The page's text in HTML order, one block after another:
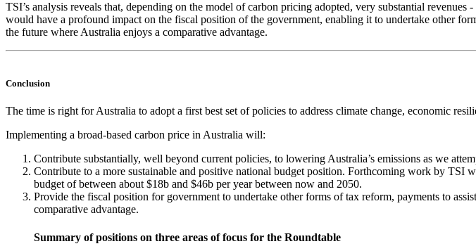
TSI’s analysis reveals that, depending on the model of carbon pricing adopted, very substantial
would have a profound impact on the fiscal position of the government, enabling it to undertake other
the future where Australia enjoys a comparative advantage.​​​​‌ ‍ ​‍​‍‌‍ ‌ ​‍‌‍‍‌‌‍‌ ‌‍‍‌‌‍ ‍​‍​‍​ ‍‍​‍​‍‌ ​ ‌‍​‌‌‍ ‍‌‍‍‌‌ ‌​‌ ‍‌​‍ ‍‌‍‍‌‌‍ ​‍​‍​‍ ​​‍​‍‌‍‍​‌ ​‍‌‍‌‌‌‍‌‍​‍​‍​ ‍‍​‍​‍‌‍‍​‌ ‌​‌ ‌​‌ ​​​ ‍‍​‍ ​‍ ‌‍ ​‌‍ ‌‍​ ‌‍​‌‌‍ ​‌‍‍​‌‍ ‌ ​ ‌ ‌​​ ‍‍​ ​ ​ ​ ​ ​ ​ ​ ​‍ ‌‍‍‌‌‍ ‍‌ ‌​‌‍‌‌‌‍ ‍‌ ‌​​‍ ‌‍‌‌‌‍‌​‌‍‍‌‌ ‌​​‍ ‌‍ ‌‌‍ ‌‍‌​‌‍‌‌​ ‌‌ ​​‌ ​‍‌‍‌‌‌ ​ ‌‍‌‌‌‍ ‍‌ ‌​‌‍​‌‌ ‌​‌‍‍‌‌‍ ‌‍ ‍​ ‍ ‌‍‍‌‌‍‌​​ ‌‌‍‌​​ ‌ ​ ​ ​ ‍​‌‍‌‍​ ‌ ​ ‌‌​ ​‌​‍ ‌‌‍‌​‌‍​‍‌‍​‌‌‍​ ​‍ ‌​ ‌​​ ‌‍​ ‌​​ ​‌​‍ ‌​ ‍‌​ ​‍‌‍​‌‌‍‌‌​‍ ‌‌‍​‌‌‍​ ​ ‌​​ ‌‌​ ‌‍​ ​‍​ ‌​​ ‌​​ ​‍​ ‍​‌‍​‌​ ​‌​ ‍ ‌ ‌​‌ ‍‌‌ ​​‌‍‌‌​ ‌‌ ‌ ‌‍ ‌ ​‍‌‍‍ ​ ‍ ‌ ​​‌‍​‌‌ ‌​‌‍‍​​ ‌‌‍​ ‌‍ ‌‍ ‍‌ ‌​‌‍‌‌‌‍ ‍‌ ‌​​‍‌‌​ ‌‌‌​​‍‌‌ ‌‍‍ ‌‍‌‌‌ ‍‌​‍‌‌​ ​ ‌​‌​​‍‌‌​ ​ ‌​‌​​‍‌‌​ ​‍​ ​‍​ ‌ ​ ‌‌​ ​​‌‍‌‍​ ​ ​ ​​​ ‍​​ ​ ​ ‌‌​ ​ ‌‍​ ​ ‍‌​‍‌‌​ ​‍​ ​‍​‍‌‌​ ‌‌‌​‌​​‍ ‍‌‍​ ‌‍‍​‌‍‍‌‌‍ ​‌‍‌​‌ ​‍‌‍‌‌‌‍ ‍​‍‌‌​ ‌‌‌​​‍‌‌ ‌‍‍ ‌‍‌‌‌ ‍‌​‍‌‌​ ​ ‌​‌​​‍‌‌​ ​ ‌​‌​​‍‌‌​ ​‍​ ​‍​ ​‌​ ‌ ​ ‌​​ ‌‌​ ‍​​ ‌ ​ ​ ‌‍‌​​ ​‌‌‍​ ‌‍‌‌​ ​‍​‍‌‌​ ​‍​ ​‍​‍‌‌​ ‌‌‌​‌​​‍ ‍‌ ‌​‌‍‌‌‌ ‍​‌ ‌​​ ‌‍​‍‌‍​‌‌ ​ ‌‍‌‌‌‌‌‌‌ ​‍‌‍ ​​ ‌‌‍‍​‌ ‌​‌ ‌​‌ ​​​‍‌‌​ ​ ‌​​‌​‍‌‌​ ​‍‌​‌‍​‍‌‌​ ​‍‌​‌‍‌‍ ​‌‍ ‌‍​ ‌‍​‌‌‍ ​‌‍‍​‌‍ ‌ ​ ‌ ‌​​‍‌‌​ ​ ‌​​‌​ ​ ​ ​ ​ ​ ​ ​ ​‍‌‍‌‍‍‌‌‍‌​​ ‌‌‍‌​​ ‌ ​ ​ ​ ‍​‌‍‌‍​ ‌ ​ ‌‌​ ​‌​‍ ‌‌‍‌​‌‍​‍‌‍​‌‌‍​ ​‍ ‌​ ‌​​ ‌‍​ ‌​​ ​‌​‍ ‌​ ‍‌​ ​‍‌‍​‌‌‍‌‌​‍ ‌‌‍​‌‌‍​ ​ ‌​​ ‌‌​ ‌‍​ ​‍​ ‌​​ ‌​​ ​‍​ ‍​‌‍​‌​ ​‌​‍‌‍‌ ‌​‌ ‍‌‌ ​​‌‍‌‌​ ‌‌ ‌ ‌‍ ‌ ​‍‌‍‍ ​‍‌‍‌ ​​‌‍​‌‌ ‌​‌‍‍​​ ‌‌‍​ ‌‍ ‌‍ ‍‌ ‌​‌‍‌‌‌‍ ‍‌ ‌​​‍‌‌​ ‌‌‌​​‍‌‌ ‌‍‍ ‌‍‌‌‌ ‍‌​‍‌‌​ ​ ‌​‌​​‍‌‌​ ​ ‌​‌​​‍‌‌​ ​‍​ ​‍​ ‌ ​ ‌‌​ ​​‌‍‌‍​ ​ ​ ​​​ ‍​​ ​ ​ ‌‌​ ​ ‌‍​ ​ ‍‌​‍‌‌​ ​‍​ ​‍​‍‌‌​ ‌‌‌​‌​​‍ ‍‌‍​ ‌‍‍​‌‍‍‌‌‍ ​‌‍‌​‌ ​‍‌‍‌‌‌‍ ‍​‍‌‌​ ‌‌‌​​‍‌‌ ‌‍‍ ‌‍‌‌‌ ‍‌​‍‌‌​ ​ ‌​‌​​‍‌‌​ ​ ‌​‌​​‍‌‌​ ​‍​ ​‍​ ​‌​ ‌ ​ ‌​​ ‌‌​ ‍​​ ‌ ​ ​ ‌‍‌​​ ​‌‌‍​ ‌‍‌‌​ ​‍​‍‌‌​ ​‍​ ​‍​‍‌‌​ ‌‌‌​‌​​‍ ‍‌ ‌​‌‍‌‌‌ ‍​‌ ‌​​‍‌‍‌ ​​‌‍‌‌‌ ​‍‌ ​ ‌ ​​‌‍‌‌‌‍​ ‌ ‌​‌‍‍‌‌ ‌‍‌‍‌‌​ ‌‌ ​​‌ ‌‌‌‍​‍‌‍ ​‌‍‍‌‌ ​ ‌‍‍​‌‍‌‌‌‍‌​​‍​‍‌ ‌
Conclusion​​​​‌ ‍ ​‍​‍‌‍ ‌ ​‍‌‍‍‌‌‍‌ ‌‍‍‌‌‍ ‍​‍​‍​ ‍‍​‍​‍‌ ​ ‌‍​‌‌‍ ‍‌‍‍‌‌ ‌​‌ ‍‌​‍ ‍‌‍‍‌‌‍ ​‍​‍​‍ ​​‍​‍‌‍‍​‌ ​‍‌‍‌‌‌‍‌‍​‍​‍​ ‍‍​‍​‍‌‍‍​‌ ‌​‌ ‌​‌ ​​​ ‍‍​‍ ​‍ ‌‍ ​‌‍ ‌‍​ ‌‍​‌‌‍ ​‌‍‍​‌‍ ‌ ​ ‌ ‌​​ ‍‍​ ​ ​ ​ ​ ​ ​ ​ ​‍ ‌‍‍‌‌‍ ‍‌ ‌​‌‍‌‌‌‍ ‍‌ ‌​​‍ ‌‍‌‌‌‍‌​‌‍‍‌‌ ‌​​‍ ‌‍ ‌‌‍ ‌‍‌​‌‍‌‌​ ‌‌ ​​‌ ​‍‌‍‌‌‌ ​ ‌‍‌‌‌‍ ‍‌ ‌​‌‍​‌‌ ‌​‌‍‍‌‌‍ ‌‍ ‍​ ‍ ‌‍‍‌‌‍‌​​ ‌‌‍‌​​ ‌ ​ ​ ​ ‍​‌‍‌‍​ ‌ ​ ‌‌​ ​‌​‍ ‌‌‍‌​‌‍​‍‌‍​‌‌‍​ ​‍ ‌​ ‌​​ ‌‍​ ‌​​ ​‌​‍ ‌​ ‍‌​ ​‍‌‍​‌‌‍‌‌​‍ ‌‌‍​‌‌‍​ ​ ‌​​ ‌‌​ ‌‍​ ​‍​ ‌​​ ‌​​ ​‍​ ‍​‌‍​‌​ ​‌​ ‍ ‌ ‌​‌ ‍‌‌ ​​‌‍‌‌​ ‌‌ ‌ ‌‍ ‌ ​‍‌‍‍ ​ ‍ ‌ ​​‌‍​‌‌ ‌​‌‍‍​​ ‌‌‍​ ‌‍ ‌‍ ‍‌ ‌​‌‍‌‌‌‍ ‍‌ ‌​​‍‌‌​ ‌‌‌​​‍‌‌ ‌‍‍ ‌‍‌‌‌ ‍‌​‍‌‌​ ​ ‌​‌​​‍‌‌​ ​ ‌​‌​​‍‌‌​ ​‍​ ​‍​ ​​‌‍‌​​ ​​‌‍​‍​ ‌​‌‍‌‌​ ‍‌​ ‍​​ ‍​​ ‌​​ ‌‌‌‍​ ​‍‌‌​ ​‍​ ​‍​‍‌‌​ ‌‌‌​‌​​‍ ‍‌‍​ ‌‍‍​‌‍‍‌‌‍ ​‌‍‌​‌ ​‍‌‍‌‌‌‍ ‍​‍‌‌​ ‌‌‌​​‍‌‌ ‌‍‍ ‌‍‌‌‌ ‍‌​‍‌‌​ ​ ‌​‌​​‍‌‌​ ​ ‌​‌​​‍‌‌​ ​‍​ ​‍​ ​ ​ ‌‌​ ‌‍​ ​ ​ ‌‍​ ‍‌‌‍​ ​ ‍‌​ ​ ‌‍‌‍‌‍‌​‌‍‌​​‍‌‌​ ​‍​ ​‍​‍‌‌​ ‌‌‌​‌​​‍ ‍‌ ‌​‌‍‌‌‌ ‍​‌ ‌​​ ‌‍​‍‌‍​‌‌ ​ ‌‍‌‌‌‌‌‌‌ ​‍‌‍ ​​ ‌‌‍‍​‌ ‌​‌ ‌​‌ ​​​‍‌‌​ ​ ‌​​‌​‍‌‌​ ​‍‌​‌‍​‍‌‌​ ​‍‌​‌‍‌‍ ​‌‍ ‌‍​ ‌‍​‌‌‍ ​‌‍‍​‌‍ ‌ ​ ‌ ‌​​‍‌‌​ ​ ‌​​‌​ ​ ​ ​ ​ ​ ​ ​ ​‍‌‍‌‍‍‌‌‍‌​​ ‌‌‍‌​​ ‌ ​ ​ ​ ‍​‌‍‌‍​ ‌ ​ ‌‌​ ​‌​‍ ‌‌‍‌​‌‍​‍‌‍​‌‌‍​ ​‍ ‌​ ‌​​ ‌‍​ ‌​​ ​‌​‍ ‌​ ‍‌​ ​‍‌‍​‌‌‍‌‌​‍ ‌‌‍​‌‌‍​ ​ ‌​​ ‌‌​ ‌‍​ ​‍​ ‌​​ ‌​​ ​‍​ ‍​‌‍​‌​ ​‌​‍‌‍‌ ‌​‌ ‍‌‌ ​​‌‍‌‌​ ‌‌ ‌ ‌‍ ‌ ​‍‌‍‍ ​‍‌‍‌ ​​‌‍​‌‌ ‌​‌‍‍​​ ‌‌‍​ ‌‍ ‌‍ ‍‌ ‌​‌‍‌‌‌‍ ‍‌ ‌​​‍‌‌​ ‌‌‌​​‍‌‌ ‌‍‍ ‌‍‌‌‌ ‍‌​‍‌‌​ ​ ‌​‌​​‍‌‌​ ​ ‌​‌​​‍‌‌​ ​‍​ ​‍​ ​​‌‍‌​​ ​​‌‍​‍​ ‌​‌‍‌‌​ ‍‌​ ‍​​ ‍​​ ‌​​ ‌‌‌‍​ ​‍‌‌​ ​‍​ ​‍​‍‌‌​ ‌‌‌​‌​​‍ ‍‌‍​ ‌‍‍​‌‍‍‌‌‍ ​‌‍‌​‌ ​‍‌‍‌‌‌‍ ‍​‍‌‌​ ‌‌‌​​‍‌‌ ‌‍‍ ‌‍‌‌‌ ‍‌​‍‌‌​ ​ ‌​‌​​‍‌‌​ ​ ‌​‌​​‍‌‌​ ​‍​ ​‍​ ​ ​ ‌‌​ ‌‍​ ​ ​ ‌‍​ ‍‌‌‍​ ​ ‍‌​ ​ ‌‍‌‍‌‍‌​‌‍‌​​‍‌‌​ ​‍​ ​‍​‍‌‌​ ‌‌‌​‌​​‍ ‍‌ ‌​‌‍‌‌‌ ‍​‌ ‌​​‍‌‍‌ ​​‌‍‌‌‌ ​‍‌ ​ ‌ ​​‌‍‌‌‌‍​ ‌ ‌​‌‍‍‌‌ ‌‍‌‍‌‌​ ‌‌ ​​‌ ‌‌‌‍​‍‌‍ ​‌‍‍‌‌ ​ ‌‍‍​‌‍‌‌‌‍‌​​‍​‍‌ ‌
The time is right for Australia to adopt a first best set of policies to address climate change, economic resilience and budget repair. Doing so will enhance productivity and assist the strength of the
Implementing a broad-based carbon price in Australia will:​​​​‌ ‍ ​‍​‍‌‍ ‌ ​‍‌‍‍‌‌‍‌ ‌‍‍‌‌‍ ‍​‍​‍​ ‍‍​‍​‍‌ ​ ‌‍​‌‌‍ ‍‌‍‍‌‌ ‌​‌ ‍‌​‍ ‍‌‍‍‌‌‍ ​‍​‍​‍ ​​‍​‍‌‍‍​‌ ​‍‌‍‌‌‌‍‌‍​‍​‍​ ‍‍​‍​‍‌‍‍​‌ ‌​‌ ‌​‌ ​​​ ‍‍​‍ ​‍ ‌‍ ​‌‍ ‌‍​ ‌‍​‌‌‍ ​‌‍‍​‌‍ ‌ ​ ‌ ‌​​ ‍‍​ ​ ​ ​ ​ ​ ​ ​ ​‍ ‌‍‍‌‌‍ ‍‌ ‌​‌‍‌‌‌‍ ‍‌ ‌​​‍ ‌‍‌‌‌‍‌​‌‍‍‌‌ ‌​​‍ ‌‍ ‌‌‍ ‌‍‌​‌‍‌‌​ ‌‌ ​​‌ ​‍‌‍‌‌‌ ​ ‌‍‌‌‌‍ ‍‌ ‌​‌‍​‌‌ ‌​‌‍‍‌‌‍ ‌‍ ‍​ ‍ ‌‍‍‌‌‍‌​​ ‌‌‍‌​​ ‌ ​ ​ ​ ‍​‌‍‌‍​ ‌ ​ ‌‌​ ​‌​‍ ‌‌‍‌​‌‍​‍‌‍​‌‌‍​ ​‍ ‌​ ‌​​ ‌‍​ ‌​​ ​‌​‍ ‌​ ‍‌​ ​‍‌‍​‌‌‍‌‌​‍ ‌‌‍​‌‌‍​ ​ ‌​​ ‌‌​ ‌‍​ ​‍​ ‌​​ ‌​​ ​‍​ ‍​‌‍​‌​ ​‌​ ‍ ‌ ‌​‌ ‍‌‌ ​​‌‍‌‌​ ‌‌ ‌ ‌‍ ‌ ​‍‌‍‍ ​ ‍ ‌ ​​‌‍​‌‌ ‌​‌‍‍​​ ‌‌‍​ ‌‍ ‌‍ ‍‌ ‌​‌‍‌‌‌‍ ‍‌ ‌​​‍‌‌​ ‌‌‌​​‍‌‌ ‌‍‍ ‌‍‌‌‌ ‍‌​‍‌‌​ ​ ‌​‌​​‍‌‌​ ​ ‌​‌​​‍‌‌​ ​‍​ ​‍‌‍‌‍‌‍‌‍​ ‌‍​ ‍‌​ ​‌‌‍‌‌​ ‌ ​ ‌ ‌‍‌​‌‍‌‌‌‍‌‍​ ​ ​‍‌‌​ ​‍​ ​‍​‍‌‌​ ‌‌‌​‌​​‍ ‍‌‍​ ‌‍‍​‌‍‍‌‌‍ ​‌‍‌​‌ ​‍‌‍‌‌‌‍ ‍​‍‌‌​ ‌‌‌​​‍‌‌ ‌‍‍ ‌‍‌‌‌ ‍‌​‍‌‌​ ​ ‌​‌​​‍‌‌​ ​ ‌​‌​​‍‌‌​ ​‍​ ​‍‌‍‌‌‌‍‌‍​ ‌ ‌‍‌​​ ​ ​ ‌​​ ​‌​ ‌‍​ ‌‍‌‍‌‍‌‍​‍​ ​​​‍‌‌​ ​‍​ ​‍​‍‌‌​ ‌‌‌​‌​​‍ ‍‌ ‌​‌‍‌‌‌ ‍​‌ ‌​​ ‌‍​‍‌‍​‌‌ ​ ‌‍‌‌‌‌‌‌‌ ​‍‌‍ ​​ ‌‌‍‍​‌ ‌​‌ ‌​‌ ​​​‍‌‌​ ​ ‌​​‌​‍‌‌​ ​‍‌​‌‍​‍‌‌​ ​‍‌​‌‍‌‍ ​‌‍ ‌‍​ ‌‍​‌‌‍ ​‌‍‍​‌‍ ‌ ​ ‌ ‌​​‍‌‌​ ​ ‌​​‌​ ​ ​ ​ ​ ​ ​ ​ ​‍‌‍‌‍‍‌‌‍‌​​ ‌‌‍‌​​ ‌ ​ ​ ​ ‍​‌‍‌‍​ ‌ ​ ‌‌​ ​‌​‍ ‌‌‍‌​‌‍​‍‌‍​‌‌‍​ ​‍ ‌​ ‌​​ ‌‍​ ‌​​ ​‌​‍ ‌​ ‍‌​ ​‍‌‍​‌‌‍‌‌​‍ ‌‌‍​‌‌‍​ ​ ‌​​ ‌‌​ ‌‍​ ​‍​ ‌​​ ‌​​ ​‍​ ‍​‌‍​‌​ ​‌​‍‌‍‌ ‌​‌ ‍‌‌ ​​‌‍‌‌​ ‌‌ ‌ ‌‍ ‌ ​‍‌‍‍ ​‍‌‍‌ ​​‌‍​‌‌ ‌​‌‍‍​​ ‌‌‍​ ‌‍ ‌‍ ‍‌ ‌​‌‍‌‌‌‍ ‍‌ ‌​​‍‌‌​ ‌‌‌​​‍‌‌ ‌‍‍ ‌‍‌‌‌ ‍‌​‍‌‌​ ​ ‌​‌​​‍‌‌​ ​ ‌​‌​​‍‌‌​ ​‍​ ​‍‌‍‌‍‌‍‌‍​ ‌‍​ ‍‌​ ​‌‌‍‌‌​ ‌ ​ ‌ ‌‍‌​‌‍‌‌‌‍‌‍​ ​ ​‍‌‌​ ​‍​ ​‍​‍‌‌​ ‌‌‌​‌​​‍ ‍‌‍​ ‌‍‍​‌‍‍‌‌‍ ​‌‍‌​‌ ​‍‌‍‌‌‌‍ ‍​‍‌‌​ ‌‌‌​​‍‌‌ ‌‍‍ ‌‍‌‌‌ ‍‌​‍‌‌​ ​ ‌​‌​​‍‌‌​ ​ ‌​‌​​‍‌‌​ ​‍​ ​‍‌‍‌‌‌‍‌‍​ ‌ ‌‍‌​​ ​ ​ ‌​​ ​‌​ ‌‍​ ‌‍‌‍‌‍‌‍​‍​ ​​​‍‌‌​ ​‍​ ​‍​‍‌‌​ ‌‌‌​‌​​‍ ‍‌ ‌​‌‍‌‌‌ ‍​‌ ‌​​‍‌‍‌ ​​‌‍‌‌‌ ​‍‌ ​ ‌ ​​‌‍‌‌‌‍​ ‌ ‌​‌‍‍‌‌ ‌‍‌‍‌‌​ ‌‌ ​​‌ ‌‌‌‍​‍‌‍ ​‌‍‍‌‌ ​ ‌‍‍​‌‍‌‌‌‍‌​​‍​‍‌ ‌
Contribute substantially, well beyond current policies, to lowering Australia’s emissions as we attempt to reach net zero by 2050, at lower cost than sector-specific policies.​​​​‌
Contribute to a more sustainable and positive national budget position. Forthcoming work by TSI
budget of between about $18b and $46b per year between now and 2050.​​​​‌ ‍ ​‍​‍‌‍ ‌ ​‍‌‍‍‌‌‍‌ ‌‍‍‌‌‍ ‍​‍​‍​ ‍‍​‍​‍‌ ​ ‌‍​‌‌‍ ‍‌‍‍‌‌ ‌​‌ ‍‌​‍ ‍‌‍‍‌‌‍ ​‍​‍​‍ ​​‍​‍‌‍‍​‌ ​‍‌‍‌‌‌‍‌‍​‍​‍​ ‍‍​‍​‍‌‍‍​‌ ‌​‌ ‌​‌ ​​​ ‍‍​‍ ​‍ ‌‍ ​‌‍ ‌‍​ ‌‍​‌‌‍ ​‌‍‍​‌‍ ‌ ​ ‌ ‌​​ ‍‍​ ​ ​ ​ ​ ​ ​ ​ ​‍ ‌‍‍‌‌‍ ‍‌ ‌​‌‍‌‌‌‍ ‍‌ ‌​​‍ ‌‍‌‌‌‍‌​‌‍‍‌‌ ‌​​‍ ‌‍ ‌‌‍ ‌‍‌​‌‍‌‌​ ‌‌ ​​‌ ​‍‌‍‌‌‌ ​ ‌‍‌‌‌‍ ‍‌ ‌​‌‍​‌‌ ‌​‌‍‍‌‌‍ ‌‍ ‍​ ‍ ‌‍‍‌‌‍‌​​ ‌‌‍‌​​ ‌ ​ ​ ​ ‍​‌‍‌‍​ ‌ ​ ‌‌​ ​‌​‍ ‌‌‍‌​‌‍​‍‌‍​‌‌‍​ ​‍ ‌​ ‌​​ ‌‍​ ‌​​ ​‌​‍ ‌​ ‍‌​ ​‍‌‍​‌‌‍‌‌​‍ ‌‌‍​‌‌‍​ ​ ‌​​ ‌‌​ ‌‍​ ​‍​ ‌​​ ‌​​ ​‍​ ‍​‌‍​‌​ ​‌​ ‍ ‌ ‌​‌ ‍‌‌ ​​‌‍‌‌​ ‌‌ ‌ ‌‍ ‌ ​‍‌‍‍ ​ ‍ ‌ ​​‌‍​‌‌ ‌​‌‍‍​​ ‌‌‍​ ‌‍ ‌‍ ‍‌ ‌​‌‍‌‌‌‍ ‍‌ ‌​​‍‌‌​ ‌‌‌​​‍‌‌ ‌‍‍ ‌‍‌‌‌ ‍‌​‍‌‌​ ​ ‌​‌​​‍‌‌​ ​ ‌​‌​​‍‌‌​ ​‍​ ​‍‌‍‌‌‌‍​‍​ ‌‌‌‍​‍​ ​​​ ‍‌​ ‌ ‌‍‌‌‌‍​ ​ ‌​​ ​‍​ ‍​​‍‌‌​ ​‍​ ​‍​‍‌‌​ ‌‌‌​‌​​‍ ‍‌‍​ ‌‍‍​‌‍‍‌‌‍ ​‌‍‌​‌ ​‍‌‍‌‌‌‍ ‍​‍‌‌​ ‌‌‌​​‍‌‌ ‌‍‍ ‌‍‌‌‌ ‍‌​‍‌‌​ ​ ‌​‌​​‍‌‌​ ​ ‌​‌​​‍‌‌​ ​‍​ ​‍‌‍‌‍​ ‍​​ ‌‌​ ‌ ​ ​​​ ‌‌​ ‌‌​ ‍​​ ​‍​ ‌ ​ ‌ ​ ​‍​‍‌‌​ ​‍​ ​‍​‍‌‌​ ‌‌‌​‌​​‍ ‍‌ ‌​‌‍‌‌‌ ‍​‌ ‌​​ ‌‍​‍‌‍​‌‌ ​ ‌‍‌‌‌‌‌‌‌ ​‍‌‍ ​​ ‌‌‍‍​‌ ‌​‌ ‌​‌ ​​​‍‌‌​ ​ ‌​​‌​‍‌‌​ ​‍‌​‌‍​‍‌‌​ ​‍‌​‌‍‌‍ ​‌‍ ‌‍​ ‌‍​‌‌‍ ​‌‍‍​‌‍ ‌ ​ ‌ ‌​​‍‌‌​ ​ ‌​​‌​ ​ ​ ​ ​ ​ ​ ​ ​‍‌‍‌‍‍‌‌‍‌​​ ‌‌‍‌​​ ‌ ​ ​ ​ ‍​‌‍‌‍​ ‌ ​ ‌‌​ ​‌​‍ ‌‌‍‌​‌‍​‍‌‍​‌‌‍​ ​‍ ‌​ ‌​​ ‌‍​ ‌​​ ​‌​‍ ‌​ ‍‌​ ​‍‌‍​‌‌‍‌‌​‍ ‌‌‍​‌‌‍​ ​ ‌​​ ‌‌​ ‌‍​ ​‍​ ‌​​ ‌​​ ​‍​ ‍​‌‍​‌​ ​‌​‍‌‍‌ ‌​‌ ‍‌‌ ​​‌‍‌‌​ ‌‌ ‌ ‌‍ ‌ ​‍‌‍‍ ​‍‌‍‌ ​​‌‍​‌‌ ‌​‌‍‍​​ ‌‌‍​ ‌‍ ‌‍ ‍‌ ‌​‌‍‌‌‌‍ ‍‌ ‌​​‍‌‌​ ‌‌‌​​‍‌‌ ‌‍‍ ‌‍‌‌‌ ‍‌​‍‌‌​ ​ ‌​‌​​‍‌‌​ ​ ‌​‌​​‍‌‌​ ​‍​ ​‍‌‍‌‌‌‍​‍​ ‌‌‌‍​‍​ ​​​ ‍‌​ ‌ ‌‍‌‌‌‍​ ​ ‌​​ ​‍​ ‍​​‍‌‌​ ​‍​ ​‍​‍‌‌​ ‌‌‌​‌​​‍ ‍‌‍​ ‌‍‍​‌‍‍‌‌‍ ​‌‍‌​‌ ​‍‌‍‌‌‌‍ ‍​‍‌‌​ ‌‌‌​​‍‌‌ ‌‍‍ ‌‍‌‌‌ ‍‌​‍‌‌​ ​ ‌​‌​​‍‌‌​ ​ ‌​‌​​‍‌‌​ ​‍​ ​‍‌‍‌‍​ ‍​​ ‌‌​ ‌ ​ ​​​ ‌‌​ ‌‌​ ‍​​ ​‍​ ‌ ​ ‌ ​ ​‍​‍‌‌​ ​‍​ ​‍​‍‌‌​ ‌‌‌​‌​​‍ ‍‌ ‌​‌‍‌‌‌ ‍​‌ ‌​​‍‌‍‌ ​​‌‍‌‌‌ ​‍‌ ​ ‌ ​​‌‍‌‌‌‍​ ‌ ‌​‌‍‍‌‌ ‌‍‌‍‌‌​ ‌‌ ​​‌ ‌‌‌‍​‍‌‍ ​‌‍‍‌‌ ​ ‌‍‍​‌‍‌‌‌‍‌​​‍​‍‌ ‌
Provide the fiscal position for government to undertake other forms of tax reform, payments to
comparative advantage.​​​​‌ ‍ ​‍​‍‌‍ ‌ ​‍‌‍‍‌‌‍‌ ‌‍‍‌‌‍ ‍​‍​‍​ ‍‍​‍​‍‌ ​ ‌‍​‌‌‍ ‍‌‍‍‌‌ ‌​‌ ‍‌​‍ ‍‌‍‍‌‌‍ ​‍​‍​‍ ​​‍​‍‌‍‍​‌ ​‍‌‍‌‌‌‍‌‍​‍​‍​ ‍‍​‍​‍‌‍‍​‌ ‌​‌ ‌​‌ ​​​ ‍‍​‍ ​‍ ‌‍ ​‌‍ ‌‍​ ‌‍​‌‌‍ ​‌‍‍​‌‍ ‌ ​ ‌ ‌​​ ‍‍​ ​ ​ ​ ​ ​ ​ ​ ​‍ ‌‍‍‌‌‍ ‍‌ ‌​‌‍‌‌‌‍ ‍‌ ‌​​‍ ‌‍‌‌‌‍‌​‌‍‍‌‌ ‌​​‍ ‌‍ ‌‌‍ ‌‍‌​‌‍‌‌​ ‌‌ ​​‌ ​‍‌‍‌‌‌ ​ ‌‍‌‌‌‍ ‍‌ ‌​‌‍​‌‌ ‌​‌‍‍‌‌‍ ‌‍ ‍​ ‍ ‌‍‍‌‌‍‌​​ ‌‌‍‌​​ ‌ ​ ​ ​ ‍​‌‍‌‍​ ‌ ​ ‌‌​ ​‌​‍ ‌‌‍‌​‌‍​‍‌‍​‌‌‍​ ​‍ ‌​ ‌​​ ‌‍​ ‌​​ ​‌​‍ ‌​ ‍‌​ ​‍‌‍​‌‌‍‌‌​‍ ‌‌‍​‌‌‍​ ​ ‌​​ ‌‌​ ‌‍​ ​‍​ ‌​​ ‌​​ ​‍​ ‍​‌‍​‌​ ​‌​ ‍ ‌ ‌​‌ ‍‌‌ ​​‌‍‌‌​ ‌‌ ‌ ‌‍ ‌ ​‍‌‍‍ ​ ‍ ‌ ​​‌‍​‌‌ ‌​‌‍‍​​ ‌‌‍​ ‌‍ ‌‍ ‍‌ ‌​‌‍‌‌‌‍ ‍‌ ‌​​‍‌‌​ ‌‌‌​​‍‌‌ ‌‍‍ ‌‍‌‌‌ ‍‌​‍‌‌​ ​ ‌​‌​​‍‌‌​ ​ ‌​‌​​‍‌‌​ ​‍​ ​‍‌‍‌​​ ​ ‌‍​‍​ ‍​​ ​ ‌‍​ ​ ‌‌​ ‌‌​ ​​‌‍​‍​ ​‌​ ‌ ​‍‌‌​ ​‍​ ​‍​‍‌‌​ ‌‌‌​‌​​‍ ‍‌‍​ ‌‍‍​‌‍‍‌‌‍ ​‌‍‌​‌ ​‍‌‍‌‌‌‍ ‍​‍‌‌​ ‌‌‌​​‍‌‌ ‌‍‍ ‌‍‌‌‌ ‍‌​‍‌‌​ ​ ‌​‌​​‍‌‌​ ​ ‌​‌​​‍‌‌​ ​‍​ ​‍‌‍‌​‌‍​ ​ ‌​‌‍​‍‌‍​‌‌‍‌‌​ ‍‌​ ‍​​ ​​‌‍​ ‌‍‌‍​ ‍​​‍‌‌​ ​‍​ ​‍​‍‌‌​ ‌‌‌​‌​​‍ ‍‌ ‌​‌‍‌‌‌ ‍​‌ ‌​​ ‌‍​‍‌‍​‌‌ ​ ‌‍‌‌‌‌‌‌‌ ​‍‌‍ ​​ ‌‌‍‍​‌ ‌​‌ ‌​‌ ​​​‍‌‌​ ​ ‌​​‌​‍‌‌​ ​‍‌​‌‍​‍‌‌​ ​‍‌​‌‍‌‍ ​‌‍ ‌‍​ ‌‍​‌‌‍ ​‌‍‍​‌‍ ‌ ​ ‌ ‌​​‍‌‌​ ​ ‌​​‌​ ​ ​ ​ ​ ​ ​ ​ ​‍‌‍‌‍‍‌‌‍‌​​ ‌‌‍‌​​ ‌ ​ ​ ​ ‍​‌‍‌‍​ ‌ ​ ‌‌​ ​‌​‍ ‌‌‍‌​‌‍​‍‌‍​‌‌‍​ ​‍ ‌​ ‌​​ ‌‍​ ‌​​ ​‌​‍ ‌​ ‍‌​ ​‍‌‍​‌‌‍‌‌​‍ ‌‌‍​‌‌‍​ ​ ‌​​ ‌‌​ ‌‍​ ​‍​ ‌​​ ‌​​ ​‍​ ‍​‌‍​‌​ ​‌​‍‌‍‌ ‌​‌ ‍‌‌ ​​‌‍‌‌​ ‌‌ ‌ ‌‍ ‌ ​‍‌‍‍ ​‍‌‍‌ ​​‌‍​‌‌ ‌​‌‍‍​​ ‌‌‍​ ‌‍ ‌‍ ‍‌ ‌​‌‍‌‌‌‍ ‍‌ ‌​​‍‌‌​ ‌‌‌​​‍‌‌ ‌‍‍ ‌‍‌‌‌ ‍‌​‍‌‌​ ​ ‌​‌​​‍‌‌​ ​ ‌​‌​​‍‌‌​ ​‍​ ​‍‌‍‌​​ ​ ‌‍​‍​ ‍​​ ​ ‌‍​ ​ ‌‌​ ‌‌​ ​​‌‍​‍​ ​‌​ ‌ ​‍‌‌​ ​‍​ ​‍​‍‌‌​ ‌‌‌​‌​​‍ ‍‌‍​ ‌‍‍​‌‍‍‌‌‍ ​‌‍‌​‌ ​‍‌‍‌‌‌‍ ‍​‍‌‌​ ‌‌‌​​‍‌‌ ‌‍‍ ‌‍‌‌‌ ‍‌​‍‌‌​ ​ ‌​‌​​‍‌‌​ ​ ‌​‌​​‍‌‌​ ​‍​ ​‍‌‍‌​‌‍​ ​ ‌​‌‍​‍‌‍​‌‌‍‌‌​ ‍‌​ ‍​​ ​​‌‍​ ‌‍‌‍​ ‍​​‍‌‌​ ​‍​ ​‍​‍‌‌​ ‌‌‌​‌​​‍ ‍‌ ‌​‌‍‌‌‌ ‍​‌ ‌​​‍‌‍‌ ​​‌‍‌‌‌ ​‍‌ ​ ‌ ​​‌‍‌‌‌‍​ ‌ ‌​‌‍‍‌‌ ‌‍‌‍‌‌​ ‌‌ ​​‌ ‌‌‌‍​‍‌‍ ​‌‍‍‌‌ ​ ‌‍‍​‌‍‌‌‌‍‌​​‍​‍‌ ‌
Summary of positions on three areas of focus for the Roundtable​​​​‌ ‍ ​‍​‍‌‍ ‌ ​‍‌‍‍‌‌‍‌ ‌‍‍‌‌‍ ‍​‍​‍​ ‍‍​‍​‍‌ ​ ‌‍​‌‌‍ ‍‌‍‍‌‌ ‌​‌ ‍‌​‍ ‍‌‍‍‌‌‍ ​‍​‍​‍ ​​‍​‍‌‍‍​‌ ​‍‌‍‌‌‌‍‌‍​‍​‍​ ‍‍​‍​‍‌‍‍​‌ ‌​‌ ‌​‌ ​​​ ‍‍​‍ ​‍ ‌‍ ​‌‍ ‌‍​ ‌‍​‌‌‍ ​‌‍‍​‌‍ ‌ ​ ‌ ‌​​ ‍‍​ ​ ​ ​ ​ ​ ​ ​ ​‍ ‌‍‍‌‌‍ ‍‌ ‌​‌‍‌‌‌‍ ‍‌ ‌​​‍ ‌‍‌‌‌‍‌​‌‍‍‌‌ ‌​​‍ ‌‍ ‌‌‍ ‌‍‌​‌‍‌‌​ ‌‌ ​​‌ ​‍‌‍‌‌‌ ​ ‌‍‌‌‌‍ ‍‌ ‌​‌‍​‌‌ ‌​‌‍‍‌‌‍ ‌‍ ‍​ ‍ ‌‍‍‌‌‍‌​​ ‌‌‍‌​​ ‌ ​ ​ ​ ‍​‌‍‌‍​ ‌ ​ ‌‌​ ​‌​‍ ‌‌‍‌​‌‍​‍‌‍​‌‌‍​ ​‍ ‌​ ‌​​ ‌‍​ ‌​​ ​‌​‍ ‌​ ‍‌​ ​‍‌‍​‌‌‍‌‌​‍ ‌‌‍​‌‌‍​ ​ ‌​​ ‌‌​ ‌‍​ ​‍​ ‌​​ ‌​​ ​‍​ ‍​‌‍​‌​ ​‌​ ‍ ‌ ‌​‌ ‍‌‌ ​​‌‍‌‌​ ‌‌ ‌ ‌‍ ‌ ​‍‌‍‍ ​ ‍ ‌ ​​‌‍​‌‌ ‌​‌‍‍​​ ‌‌‍​ ‌‍ ‌‍ ‍‌ ‌​‌‍‌‌‌‍ ‍‌ ‌​​‍‌‌​ ‌‌‌​​‍‌‌ ‌‍‍ ‌‍‌‌‌ ‍‌​‍‌‌​ ​ ‌​‌​​‍‌‌​ ​ ‌​‌​​‍‌‌​ ​‍​ ​‍​ ​‍‌‍​ ​ ‌‌​ ‍‌​ ​‌​ ​‌​ ‌‍​ ​‍‌‍‌​​ ‍‌​ ​ ‌‍​‌​‍‌‌​ ​‍​ ​‍​‍‌‌​ ‌‌‌​‌​​‍ ‍‌ ‌​‌‍‍‌‌ ‌​‌‍ ​‌‍‌‌​ ‌‍​‍‌‍​‌‌ ​ ‌‍‌‌‌‌‌‌‌ ​‍‌‍ ​​ ‌‌‍‍​‌ ‌​‌ ‌​‌ ​​​‍‌‌​ ​ ‌​​‌​‍‌‌​ ​‍‌​‌‍​‍‌‌​ ​‍‌​‌‍‌‍ ​‌‍ ‌‍​ ‌‍​‌‌‍ ​‌‍‍​‌‍ ‌ ​ ‌ ‌​​‍‌‌​ ​ ‌​​‌​ ​ ​ ​ ​ ​ ​ ​ ​‍‌‍‌‍‍‌‌‍‌​​ ‌‌‍‌​​ ‌ ​ ​ ​ ‍​‌‍‌‍​ ‌ ​ ‌‌​ ​‌​‍ ‌‌‍‌​‌‍​‍‌‍​‌‌‍​ ​‍ ‌​ ‌​​ ‌‍​ ‌​​ ​‌​‍ ‌​ ‍‌​ ​‍‌‍​‌‌‍‌‌​‍ ‌‌‍​‌‌‍​ ​ ‌​​ ‌‌​ ‌‍​ ​‍​ ‌​​ ‌​​ ​‍​ ‍​‌‍​‌​ ​‌​‍‌‍‌ ‌​‌ ‍‌‌ ​​‌‍‌‌​ ‌‌ ‌ ‌‍ ‌ ​‍‌‍‍ ​‍‌‍‌ ​​‌‍​‌‌ ‌​‌‍‍​​ ‌‌‍​ ‌‍ ‌‍ ‍‌ ‌​‌‍‌‌‌‍ ‍‌ ‌​​‍‌‌​ ‌‌‌​​‍‌‌ ‌‍‍ ‌‍‌‌‌ ‍‌​‍‌‌​ ​ ‌​‌​​‍‌‌​ ​ ‌​‌​​‍‌‌​ ​‍​ ​‍​ ​‍‌‍​ ​ ‌‌​ ‍‌​ ​‌​ ​‌​ ‌‍​ ​‍‌‍‌​​ ‍‌​ ​ ‌‍​‌​‍‌‌​ ​‍​ ​‍​‍‌‌​ ‌‌‌​‌​​‍ ‍‌ ‌​‌‍‍‌‌ ‌​‌‍ ​‌‍‌‌​‍‌‍‌ ​​‌‍‌‌‌ ​‍‌ ​ ‌ ​​‌‍‌‌‌‍​ ‌ ‌​‌‍‍‌‌ ‌‍‌‍‌‌​ ‌‌ ​​‌ ‌‌‌‍​‍‌‍ ​‌‍‍‌‌ ​ ‌‍‍​‌‍‌‌‌‍‌​​‍​‍‌ ‌